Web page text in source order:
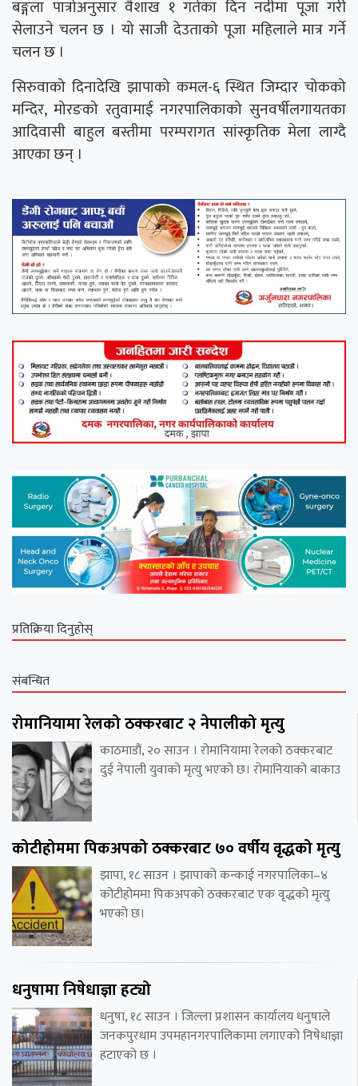
बङ्गला पात्रोअनुसार वैशाख १ गतेका दिन नदीमा पूजा गरी
सेलाउने चलन छ । यो साजी देउताको पूजा महिलाले मात्र गर्ने
चलन छ ।
सिरुवाको दिनादेखि झापाको कमल-६ स्थित जिम्दार चोकको
मन्दिर, मोरङको रतुवामाई नगरपालिकाको सुनवर्षीलगायतका
आदिवासी बाहुल बस्तीमा परम्परागत सांस्कृतिक मेला लाग्दै
आएका छन् ।
प्रतिक्रिया दिनुहोस्
संबन्धित
रोमानियामा रेलको ठक्करबाट २ नेपालीको मृत्यु
काठमाडौं, २० साउन । रोमानियामा रेलको ठक्करबाट
दुई नेपाली युवाको मृत्यु भएको छ। रोमानियाको बाकाउ
कोटीहोममा पिकअपको ठक्करबाट ७० वर्षीय वृद्धको मृत्यु
झापा, १८ साउन । झापाको कन्काई नगरपालिका–४
कोटीहोममा पिकअपको ठक्करबाट एक वृद्धको मृत्यु
भएको छ।
धनुषामा निषेधाज्ञा हट्यो
धनुषा, १८ साउन । जिल्ला प्रशासन कार्यालय धनुषाले
जनकपुरधाम उपमहानगरपालिकामा लगाएको निषेधाज्ञा
हटाएको छ ।